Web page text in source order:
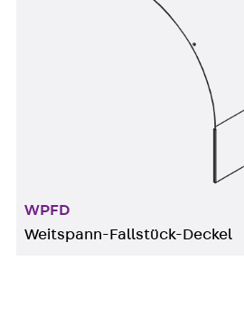
WPFD
Weitspann-Fallstück-Deckel